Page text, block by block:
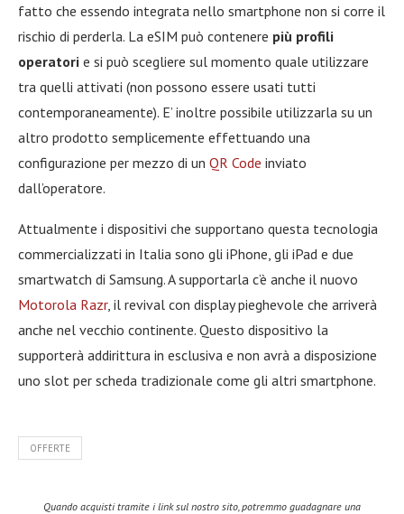
fatto che essendo integrata nello smartphone non si corre il
rischio di perderla. La eSIM può contenere più profili
operatori e si può scegliere sul momento quale utilizzare
tra quelli attivati (non possono essere usati tutti
contemporaneamente). E’ inoltre possibile utilizzarla su un
altro prodotto semplicemente effettuando una
configurazione per mezzo di un QR Code inviato
dall’operatore.
Attualmente i dispositivi che supportano questa tecnologia
commercializzati in Italia sono gli iPhone, gli iPad e due
smartwatch di Samsung. A supportarla c’è anche il nuovo
Motorola Razr, il revival con display pieghevole che arriverà
anche nel vecchio continente. Questo dispositivo la
supporterà addirittura in esclusiva e non avrà a disposizione
uno slot per scheda tradizionale come gli altri smartphone.
OFFERTE
Quando acquisti tramite i link sul nostro sito, potremmo guadagnare una